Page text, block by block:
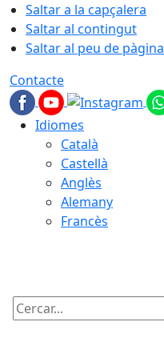
Saltar a la capçalera
Saltar al contingut
Saltar al peu de pàgina
Contacte
Idiomes
Català
Castellà
Anglès
Alemany
Francès
Cercar: